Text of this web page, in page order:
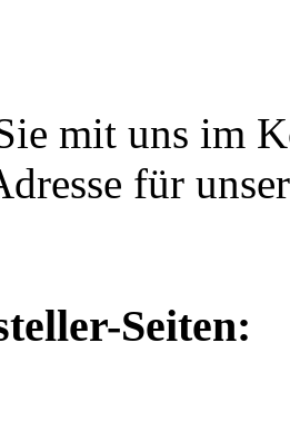
mit uns im
für
Seiten: